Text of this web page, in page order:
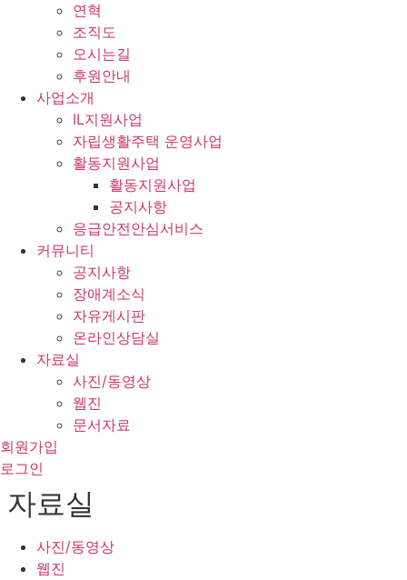
연혁
조직도
오시는길
후원안내
사업소개
IL지원사업
자립생활주택 운영사업
활동지원사업
활동지원사업
공지사항
응급안전안심서비스
커뮤니티
공지사항
장애계소식
자유게시판
온라인상담실
자료실
사진/동영상
웹진
문서자료
회원가입
로그인
자료실
사진/동영상
웹진